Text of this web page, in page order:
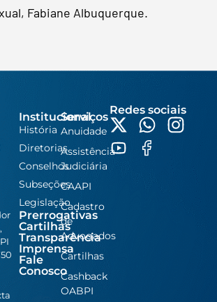
Fabiane Albuquerque.
Institucional
História
Diretorias
Conselhos
Subseções
Legislação
Prerrogativas
Cartilhas
Transparência
Imprensa
Fale
Conosco
Serviços
Anuidade
Assistência
Judiciária
CAAPI
Cadastro
de
Advogados
Cartilhas
Cashback
OABPI
Redes sociais